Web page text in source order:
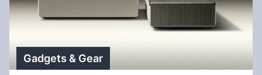
Gadgets & Gear